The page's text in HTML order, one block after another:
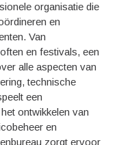
organisatie die
en
Van
en festivals, een
alle aspecten van
technische
een
ontwikkelen van
en
zorgt ervoor